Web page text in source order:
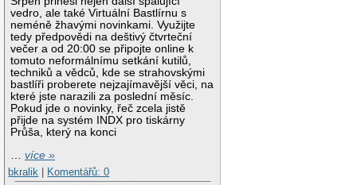
vedro, ale také Virtuální Bastlírnu s
neméně žhavými novinkami. Využijte
tedy předpovědi na deštivý čtvrteční
večer a od 20:00 se připojte online k
tomuto neformálnímu setkání kutilů,
techniků a vědců, kde se strahovskými
bastlíři proberete nejzajímavější věci, na
které jste narazili za poslední měsíc.
Pokud jde o novinky, řeč zcela jistě
přijde na systém INDX pro tiskárny
Průša, který na konci
…více »
bkralik
Komentářů: 0